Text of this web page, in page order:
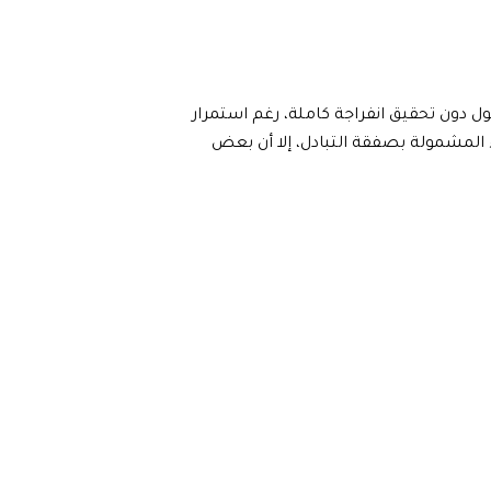
دون تحقيق انفراجة كاملة، رغم استمرار
المشمولة بصفقة التبادل، إلا أن بعض